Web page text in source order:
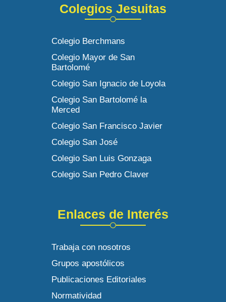
Colegios Jesuitas
Colegio Berchmans
Colegio Mayor de San
Bartolomé
Colegio San Ignacio de Loyola
Colegio San Bartolomé la
Merced
Colegio San Francisco Javier
Colegio San José
Colegio San Luis Gonzaga
Colegio San Pedro Claver
Enlaces de Interés
Trabaja con nosotros
Grupos apostólicos
Publicaciones Editoriales
Normatividad